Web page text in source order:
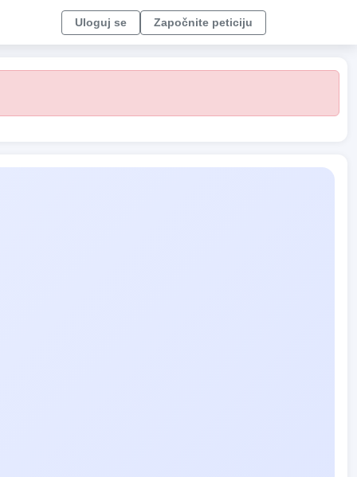
Uloguj se Započnite peticiju